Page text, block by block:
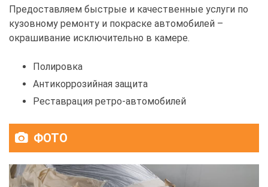
Предоставляем быстрые и качественные услуги по
кузовному ремонту и покраске автомобилей –
окрашивание исключительно в камере.
Полировка
Антикоррозийная защита
Реставрация ретро-автомобилей
ФОТО